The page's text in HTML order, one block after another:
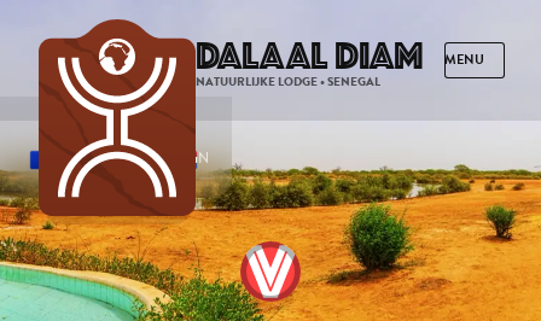
FRANSENGELSSPAANSNEDERLANDS
Dalaal Diam
NATUURLIJKE LODGE • SENEGAL